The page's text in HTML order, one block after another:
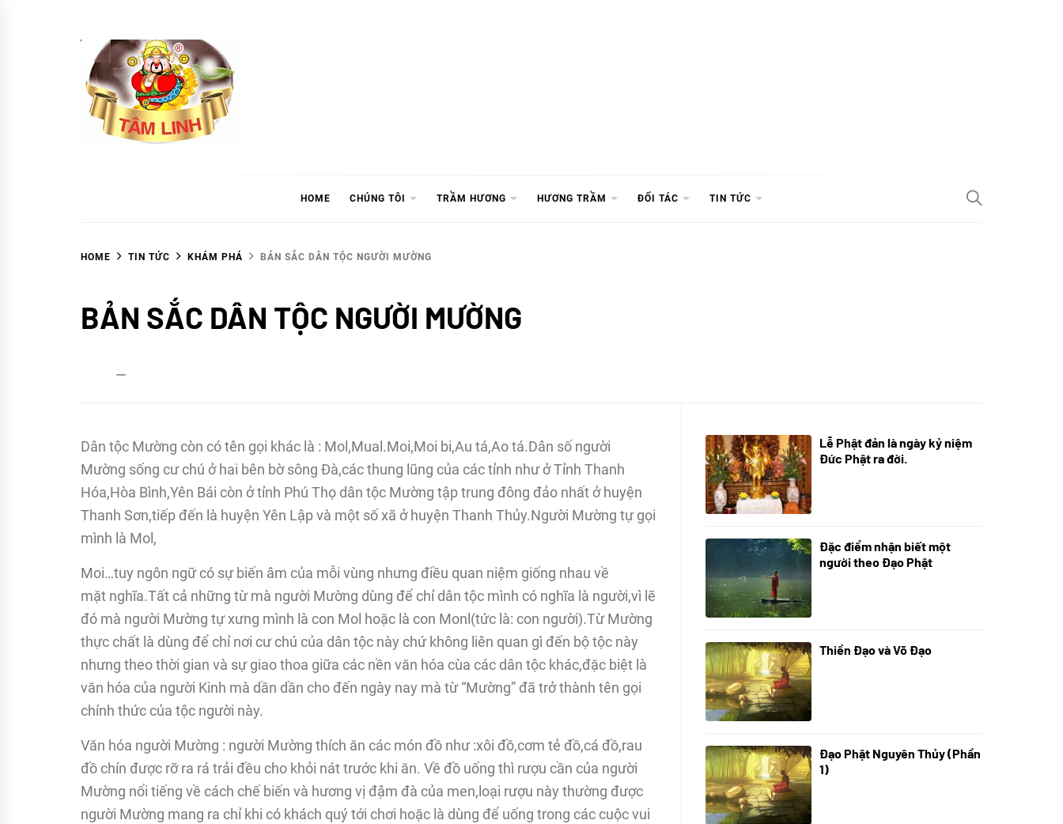
HOME CHÚNG TÔI TRẦM HƯƠNG HƯƠNG TRẦM ĐỐI TÁC TIN TỨC
HOME TIN TỨC KHÁM PHÁ BẢN SẮC DÂN TỘC NGƯỜI MƯỜNG
Khám
phá
BẢN SẮC DÂN TỘC NGƯỜI MƯỜNG
admin
Dân tộc Mường còn có tên gọi khác là : Mol,Mual.Moi,Moi bi,Au tá,Ao tá.Dân số người
Mường sống cư chú ở hai bên bờ sông Đà,các thung lũng của các tỉnh như ở Tỉnh Thanh
Hóa,Hòa Bình,Yên Bái còn ở tỉnh Phú Thọ dân tộc Mường tập trung đông đảo nhất ở huyện
Thanh Sơn,tiếp đến là huyện Yên Lập và một số xã ở huyện Thanh Thủy.Người Mường tự gọi
mình là Mol,
Moi…tuy ngôn ngữ có sự biến âm của mỗi vùng nhưng điều quan niệm giống nhau về
mặt nghĩa.Tất cả những từ mà người Mường dùng để chỉ dân tộc mình có nghĩa là người,vì lẽ
đó mà người Mường tự xưng mình là con Mol hoặc là con Monl(tức là: con người).Từ Mường
thực chất là dùng để chỉ nơi cư chú của dân tộc này chứ không liên quan gì đến bộ tộc này
nhưng theo thời gian và sự giao thoa giữa các nền văn hóa cùa các dân tộc khác,đặc biệt là
văn hóa của người Kinh mà dần dần cho đến ngày nay mà từ “Mường” đã trở thành tên gọi
chính thức của tộc người này.
Văn hóa người Mường : người Mường thích ăn các món đồ như :xôi đồ,cơm tẻ đồ,cá đồ,rau
đồ chín được rỡ ra rá trải đều cho khỏi nát trước khi ăn. Về đồ uống thì rượu cần của người
Mường nổi tiếng về cách chế biến và hương vị đậm đà của men,loại rượu này thường được
người Mường mang ra chỉ khi có khách quý tới chơi hoặc là dùng để uống trong các cuộc vui
05/06/2024
Lễ Phật đản là ngày kỷ niệm
Đức Phật ra đời.
01/06/2024
Đặc điểm nhận biết một
người theo Đạo Phật
30/11/2022
Thiền Đạo và Võ Đạo
08/06/2022
Đạo Phật Nguyên Thủy (Phần
1)